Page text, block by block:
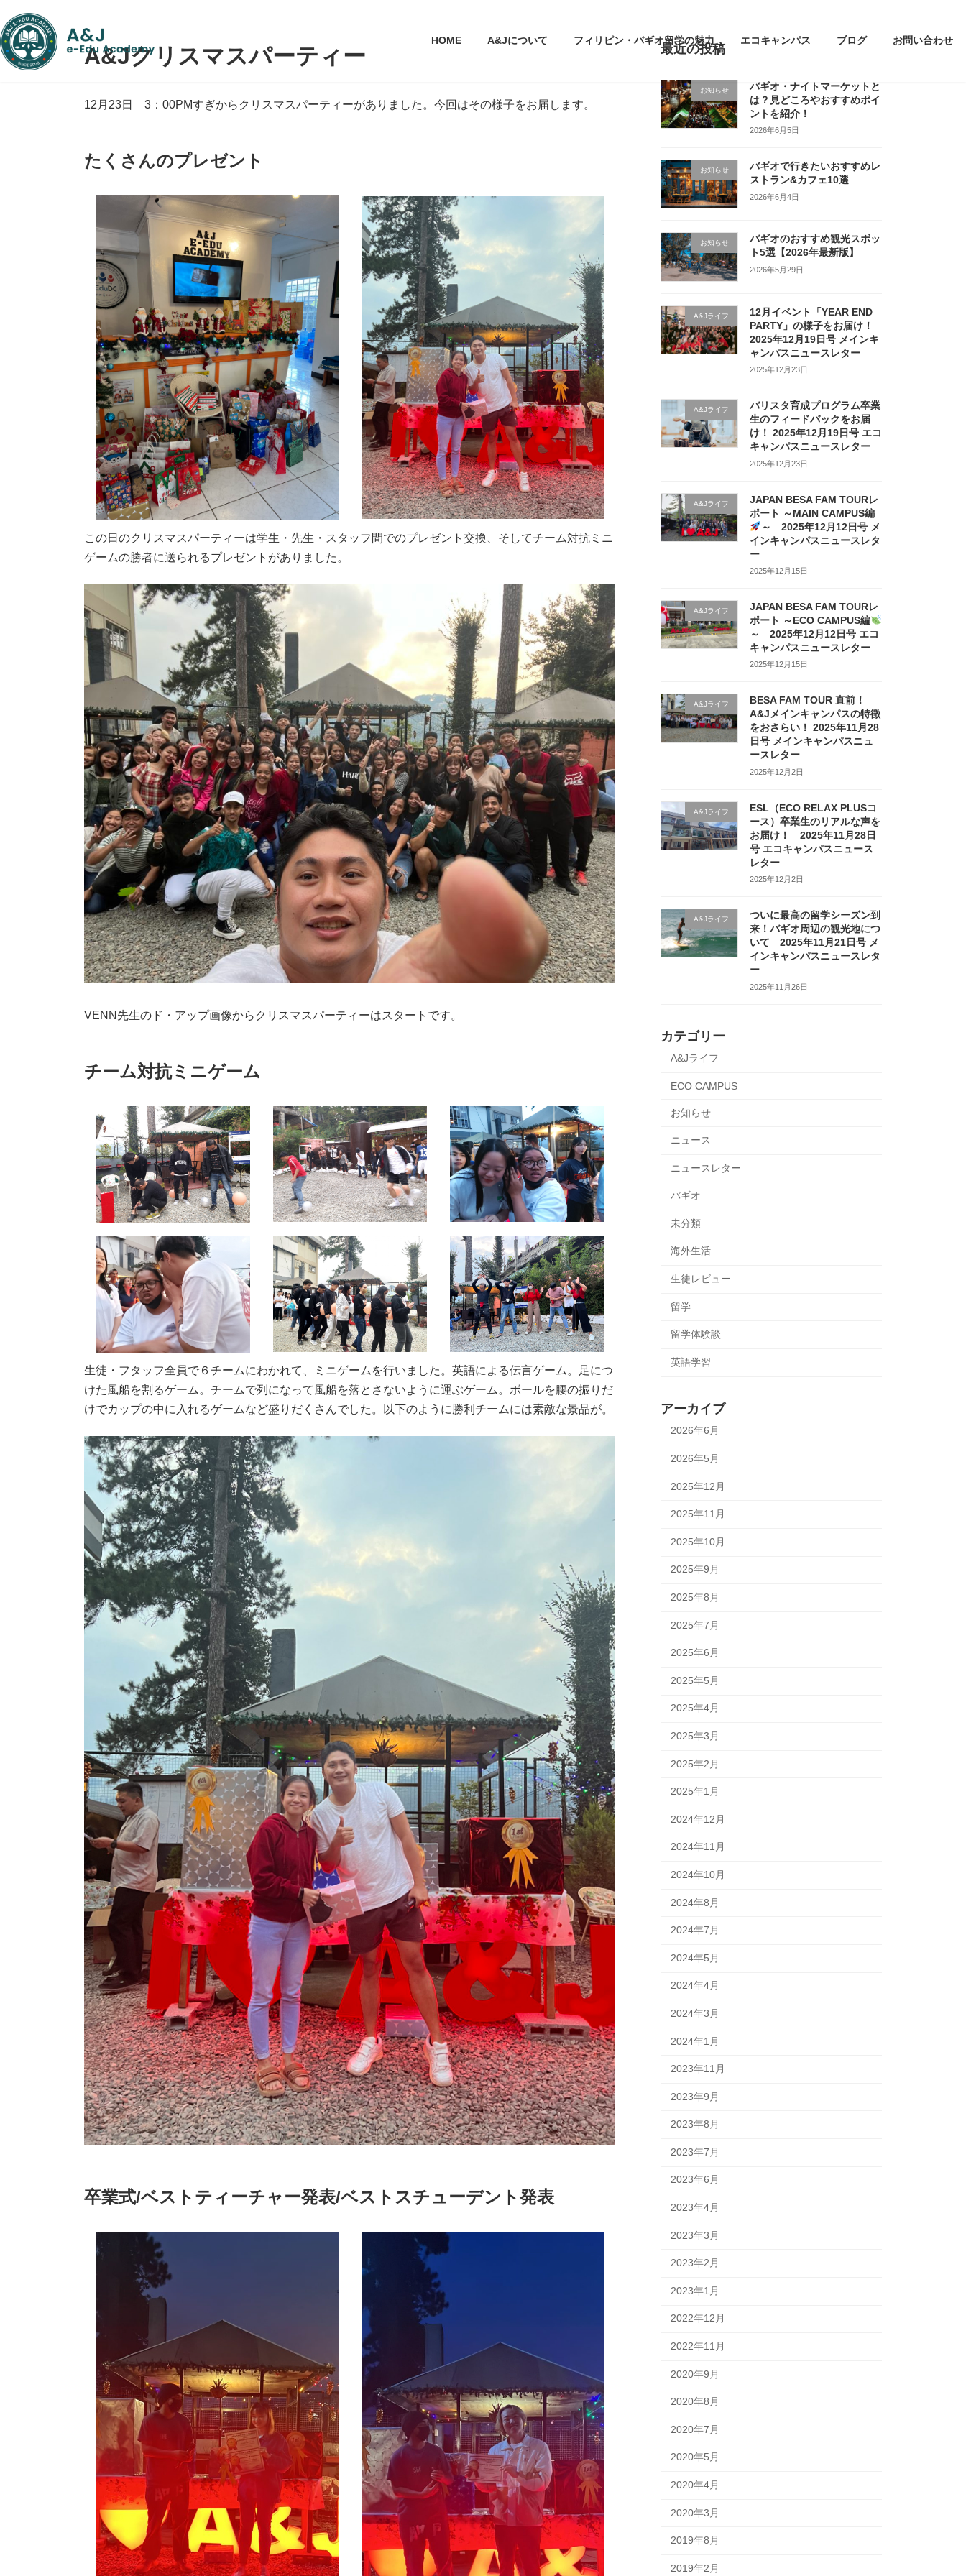
ン
テ
ン
ツ
ビ
ゲ
ー
シ
HOME A&Jについて フィリピン・バギオ留学の魅力 エコキャンパス ブログ お問い合わせ
A&Jクリスマスパーティー
12月23日 3：00PMすぎからクリスマスパーティーがありました。今回はその様子をお届します。
たくさんのプレゼント
この日のクリスマスパーティーは学生・先生・スタッフ間でのプレゼント交換、そしてチーム対抗ミニ
ゲームの勝者に送られるプレゼントがありました。
VENN先生のド・アップ画像からクリスマスパーティーはスタートです。
チーム対抗ミニゲーム
生徒・フタッフ全員で６チームにわかれて、ミニゲームを行いました。英語による伝言ゲーム。足につ
けた風船を割るゲーム。チームで列になって風船を落とさないように運ぶゲーム。ボールを腰の振りだ
けでカップの中に入れるゲームなど盛りだくさんでした。以下のように勝利チームには素敵な景品が。
卒業式/ベストティーチャー発表/ベストスチューデント発表
最近の投稿
お知らせ
バギオ・ナイトマーケットと
は？見どころやおすすめポイ
ントを紹介！
2026年6月5日
お知らせ
バギオで行きたいおすすめレ
ストラン&カフェ10選
2026年6月4日
お知らせ
バギオのおすすめ観光スポッ
ト5選【2026年最新版】
2026年5月29日
A&Jライフ
12月イベント「YEAR END
PARTY」の様子をお届け！
2025年12月19日号 メインキ
ャンパスニュースレター
2025年12月23日
A&Jライフ
バリスタ育成プログラム卒業
生のフィードバックをお届
け！ 2025年12月19日号 エコ
キャンパスニュースレター
2025年12月23日
A&Jライフ
JAPAN BESA FAM TOURレ
ポート ～MAIN CAMPUS編
～ 2025年12月12日号 メ
インキャンパスニュースレタ
ー
2025年12月15日
A&Jライフ
JAPAN BESA FAM TOURレ
ポート ～ECO CAMPUS編
～ 2025年12月12日号 エコ
キャンパスニュースレター
2025年12月15日
A&Jライフ
BESA FAM TOUR 直前！
A&Jメインキャンパスの特徴
をおさらい！ 2025年11月28
日号 メインキャンパスニュ
ースレター
2025年12月2日
A&Jライフ
ESL（ECO RELAX PLUSコ
ース）卒業生のリアルな声を
お届け！ 2025年11月28日
号 エコキャンパスニュース
レター
2025年12月2日
A&Jライフ
ついに最高の留学シーズン到
来！バギオ周辺の観光地につ
いて 2025年11月21日号 メ
インキャンパスニュースレタ
ー
2025年11月26日
カテゴリー
A&Jライフ
ECO CAMPUS
お知らせ
ニュース
ニュースレター
バギオ
未分類
海外生活
生徒レビュー
留学
留学体験談
英語学習
アーカイブ
2026年6月
2026年5月
2025年12月
2025年11月
2025年10月
2025年9月
2025年8月
2025年7月
2025年6月
2025年5月
2025年4月
2025年3月
2025年2月
2025年1月
2024年12月
2024年11月
2024年10月
2024年8月
2024年7月
2024年5月
2024年4月
2024年3月
2024年1月
2023年11月
2023年9月
2023年8月
2023年7月
2023年6月
2023年4月
2023年3月
2023年2月
2023年1月
2022年12月
2022年11月
2020年9月
2020年8月
2020年7月
2020年5月
2020年4月
2020年3月
2019年8月
2019年2月